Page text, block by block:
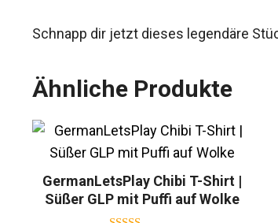
Schnapp dir jetzt dieses legendäre
Ähnliche Produkte
GermanLetsPlay Chibi T-Shirt |
Süßer GLP mit Puffi auf Wolke